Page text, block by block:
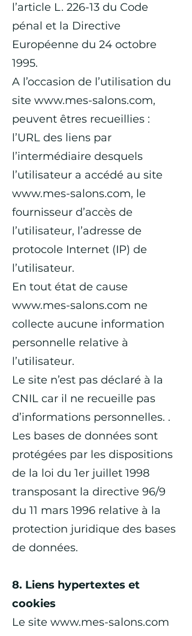
l’article L. 226-13 du Code
pénal et la Directive
Européenne du 24 octobre
1995.
A l’occasion de l’utilisation du
site www.mes-salons.com,
peuvent êtres recueillies :
l’URL des liens par
l’intermédiaire desquels
l’utilisateur a accédé au site
www.mes-salons.com, le
fournisseur d’accès de
l’utilisateur, l’adresse de
protocole Internet (IP) de
l’utilisateur.
En tout état de cause
www.mes-salons.com ne
collecte aucune information
personnelle relative à
l’utilisateur.
Le site n’est pas déclaré à la
CNIL car il ne recueille pas
d’informations personnelles. .
Les bases de données sont
protégées par les dispositions
de la loi du 1er juillet 1998
transposant la directive 96/9
du 11 mars 1996 relative à la
protection juridique des bases
de données.
8. Liens hypertextes et
cookies
Le site www.mes-salons.com